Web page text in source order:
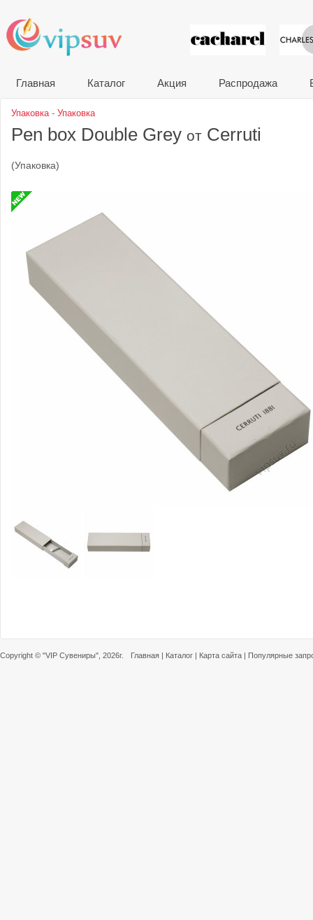
VIP
Главная Каталог Акция Распродажа
Упаковка- Упаковка
Pen box Double Grey от Cerruti
(Упаковка)
Copyright © "VIP Сувениры" , 2026г. Главная | Каталог | Карта сайта | Популярные